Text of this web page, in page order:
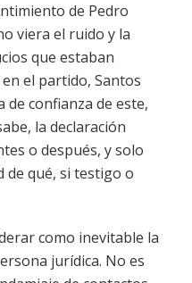
de Pedro
viera el ruido y la
que estaban
el partido, Santos
de confianza de este,
la declaración
o después, y solo
de qué, si testigo o
como inevitable la
jurídica. No es